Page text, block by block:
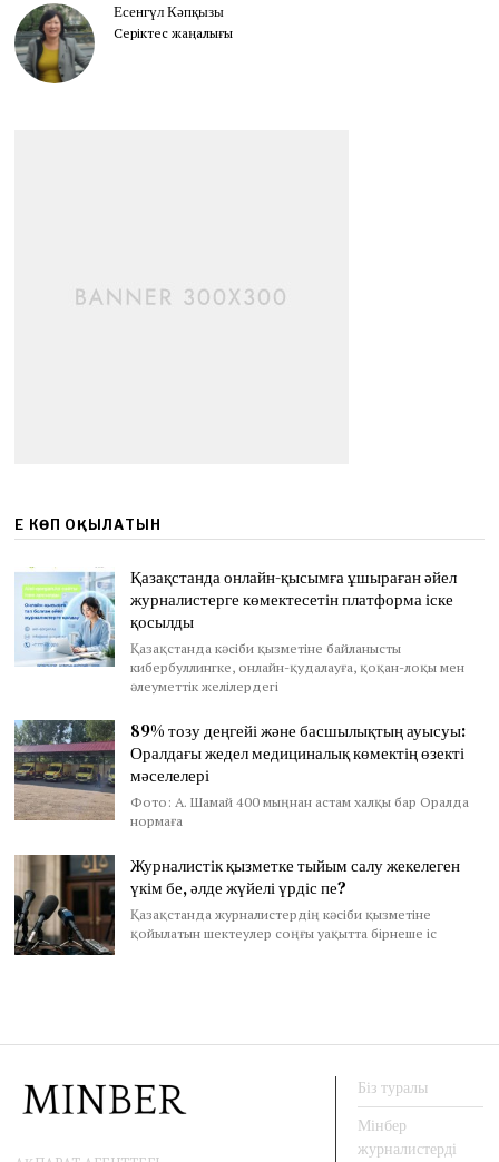
Есенгүл Кәпқызы
Серіктес жаңалығы
ЕҢ КӨП ОҚЫЛАТЫН
Қазақстанда онлайн-қысымға ұшыраған әйел
журналистерге көмектесетін платформа іске
қосылды
Қазақстанда кәсіби қызметіне байланысты
кибербуллингке, онлайн-қудалауға, қоқан-лоқы мен
әлеуметтік желілердегі
89% тозу деңгейі және басшылықтың ауысуы:
Оралдағы жедел медициналық көмектің өзекті
мәселелері
Фото: А. Шамай 400 мыңнан астам халқы бар Оралда
нормаға
Журналистік қызметке тыйым салу жекелеген
үкім бе, әлде жүйелі үрдіс пе?
Қазақстанда журналистердің кәсіби қызметіне
қойылатын шектеулер соңғы уақытта бірнеше іс
Біз туралы
Мінбер
журналистерді